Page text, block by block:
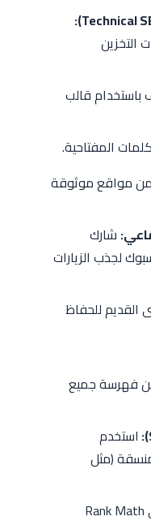
قالب
المفتاحية.
مواقع موثوقة
شارك
لجذب الزيارات
القديم للحفاظ
فهرسة جميع
استخدم
منسقة (مثل
استخدم أداة التحليل في Rank Math